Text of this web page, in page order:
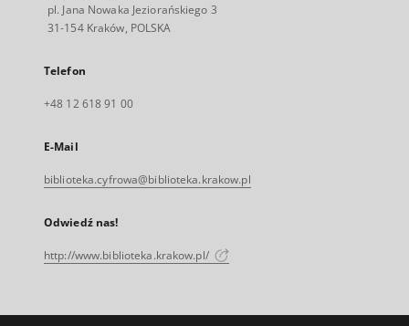
pl. Jana Nowaka Jeziorańskiego 3
31-154 Kraków, POLSKA
Telefon
+48 12 618 91 00
E-Mail
biblioteka.cyfrowa@biblioteka.krakow.pl
Odwiedź nas!
http://www.biblioteka.krakow.pl/